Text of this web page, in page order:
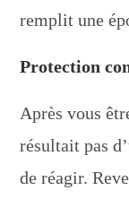
remplit une
Protection
Après vous
résultait pas
de réagir.